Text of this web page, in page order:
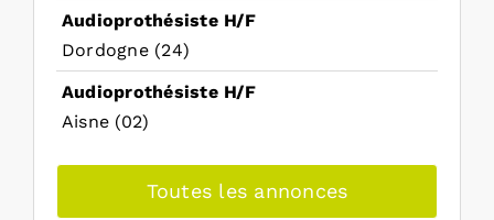
Audioprothésiste H/F
Dordogne (24)
Audioprothésiste H/F
Aisne (02)
Toutes les annonces